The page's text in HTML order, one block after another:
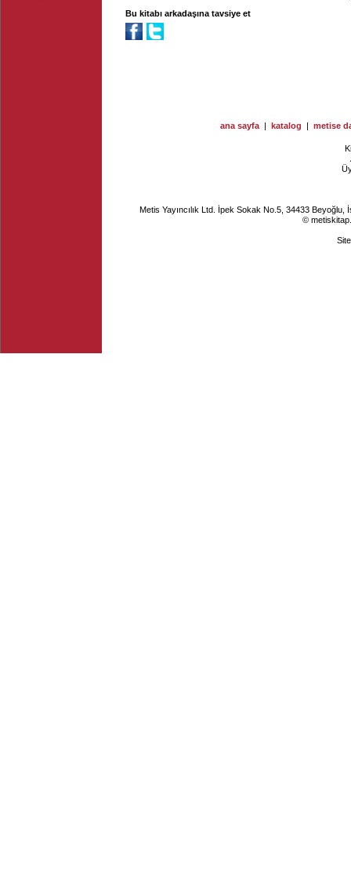
Bu kitabı arkadaşına tavsiye et
ana sayfa | katalog | metise
Metis Yayıncılık Ltd. İpek Sokak No.5, 34433
©